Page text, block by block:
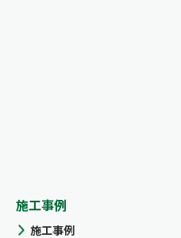
施工事例
施工事例